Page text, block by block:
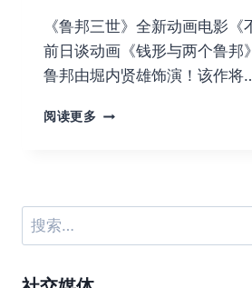
《鲁邦三世》全新动画电影《
前日谈动画《钱形与两个鲁邦
鲁邦由堀内贤雄饰演！该作将
阅读更多 鲁
新
画
搜
索：